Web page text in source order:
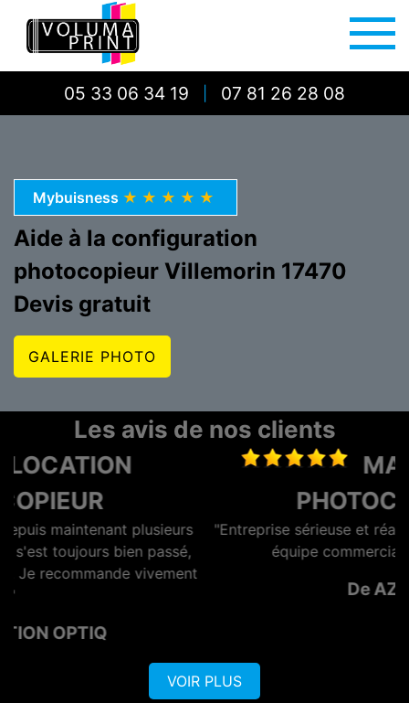
05 33 06 34 19 07 81 26 28 08
Mybuisness ★★★★★
Aide à la configuration
photocopieur Villemorin 17470
Devis gratuit
GALERIE PHOTO
Les avis de nos clients
MAINTENANCE
PHOTOCOPIEUR
"Entreprise sérieuse et réactive, dotée d'une bonne
équipe commerciale et technique."
VOIR PLUS